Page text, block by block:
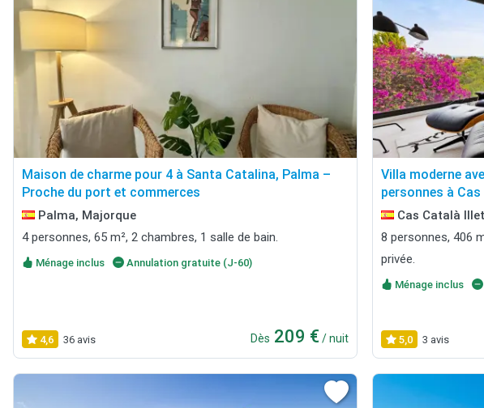
Maison de charme pour 4 à Santa Catalina, Palma –
Proche du port et commerces
Palma, Majorque
4 personnes, 65 m², 2 chambres, 1 salle de bain.
Ménage inclus Annulation gratuite (J-60)
4,6 36 avis Dès 209 € / nuit
Villa moderne
personnes à
Cas Català
8 personnes, 406
privée.
Ménage inclus
5,0 3 avis